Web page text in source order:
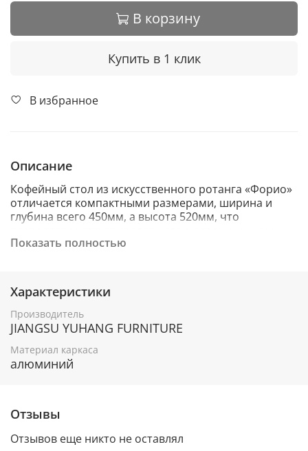
В корзину
Купить в 1 клик
В избранное
Описание
Кофейный стол из искусственного ротанга «Форио»
отличается компактными размерами, ширина и
глубина всего 450мм, а высота 520мм, что
пространстве. Модель состоит из каркаса, обвитого
столешницей, конструкцией предусмотрена
полочка для принадлежностей.
Показать полностью
Характеристики
Производитель
JIANGSU YUHANG FURNITURE
Материал каркаса
алюминий
Отзывы
Отзывов еще никто не оставлял